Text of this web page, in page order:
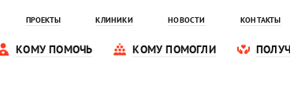
ПРОЕКТЫ КЛИНИКИ НОВОСТИ КОНТАКТЫ
КОМУ ПОМОЧЬ КОМУ ПОМОГЛИ